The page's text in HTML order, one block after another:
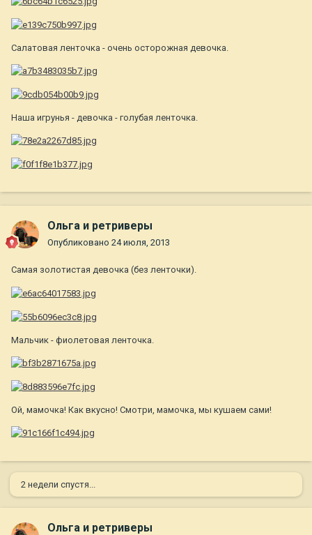
Салатовая ленточка - очень осторожная девочка.
Наша игрунья - девочка - голубая ленточка.
Ольга и ретриверы
Опубликовано 24 июля, 2013
Самая золотистая девочка (без ленточки).
Мальчик - фиолетовая ленточка.
Ой, мамочка! Как вкусно! Смотри, мамочка, мы кушаем сами!
2 недели спустя...
Ольга и ретриверы